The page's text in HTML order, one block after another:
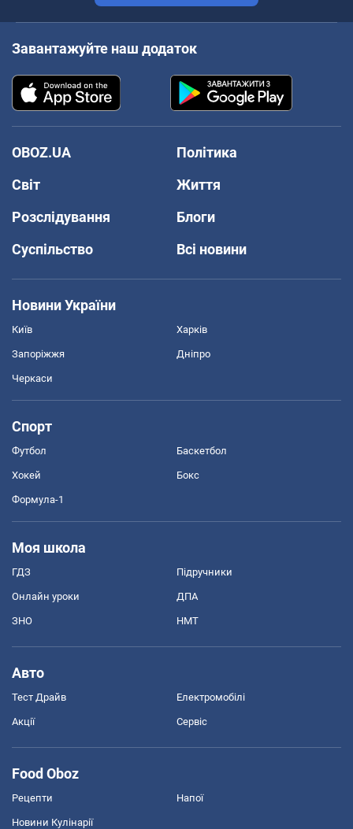
Завантажуйте наш додаток
OBOZ.UA
Політика
Світ
Життя
Розслідування
Блоги
Суспільство
Всі новини
Новини України
Київ Харків
Запоріжжя Дніпро
Черкаси
Спорт
Футбол Баскетбол
Хокей Бокс
Формула-1
Моя школа
ГДЗ Підручники
Онлайн уроки ДПА
ЗНО НМТ
Авто
Тест Драйв Електромобілі
Акції Сервіс
Food Oboz
Рецепти Напої
Новини Кулінарії